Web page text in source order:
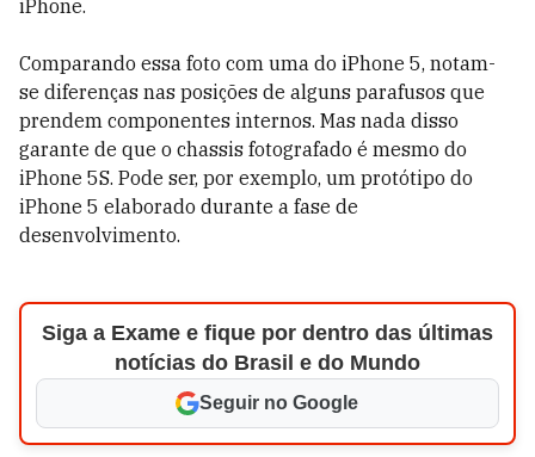
iPhone.
Comparando essa foto com uma do iPhone 5, notam-
se diferenças nas posições de alguns parafusos que
prendem componentes internos. Mas nada disso
garante de que o chassis fotografado é mesmo do
iPhone 5S. Pode ser, por exemplo, um protótipo do
iPhone 5 elaborado durante a fase de
desenvolvimento.
Siga a Exame e fique por dentro das últimas
notícias do Brasil e do Mundo
Seguir no Google